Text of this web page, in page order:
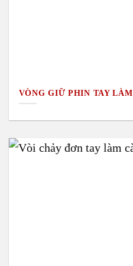
VÒNG GIỮ PHIN TAY LÀM